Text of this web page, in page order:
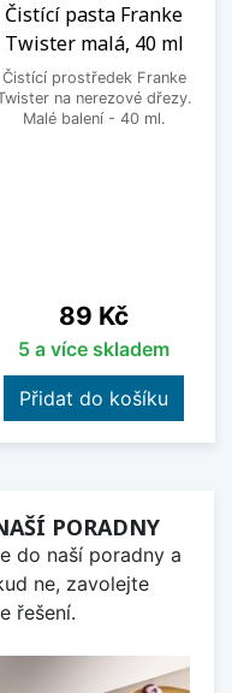
Čistící pasta Franke
Twister malá, 40 ml
Čistící prostředek Franke
na nerezové dřezy.
Malé balení - 40 ml.
Cena
89 Kč
5 a více skladem
Přidat do košíku
PORADNY
do naší poradny a
ne, zavolejte
řešení.